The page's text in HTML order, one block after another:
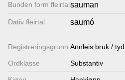
Bunden form fleirtalsauman
Dativ fleirtal saumó
Registrerings­grunn Annleis bruk /
Ordklasse Substantiv